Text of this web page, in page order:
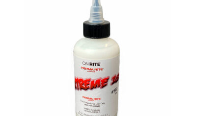
Varianten
Optionen
können
Produktseite
gewählt
werden